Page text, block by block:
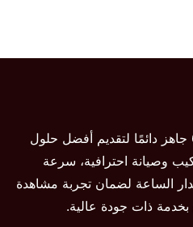
فريق فني ستلايت 66166715 جاهز دائمًا لتقديم أفضل حلول
وصيانة احترافية، سرعة
الساعة لضمان تجربة مشاهدة
بخدمة ذات جودة عالية.